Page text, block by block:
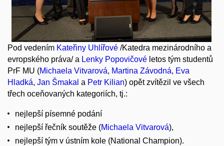
Pod vedením Kateřiny Uhlířové /Katedra mezinárodního a
evropského práva/ a Lenky Popovičové letos tým studentů
PrF MU (Michaela Vitvarová, Martina Závodná, Eva
Hladká, Jan Šmakal a Petr Kilian) opět zvítězil ve všech
třech oceňovaných kategoriích, tj.:
nejlepší písemné podání
nejlepší řečník soutěže (Michaela Vitvarová),
nejlepší tým v ústním kole (National Champion).